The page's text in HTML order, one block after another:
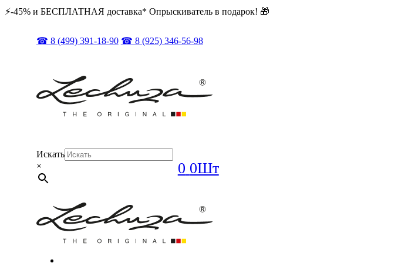
⚡️️-45% и БЕСПЛАТНАЯ доставка* Опрыскиватель в подарок! 🎁
☎ 8 (499) 391-18-90 ☎ 8 (925) 346-56-98
Искать
×
0 0Шт